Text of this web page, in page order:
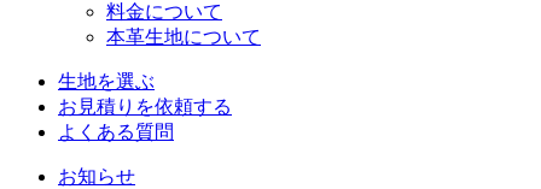
料金について
本革生地について
生地を選ぶ
お見積りを依頼する
よくある質問
お知らせ